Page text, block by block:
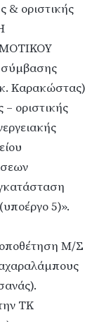
& οριστικής
Καρακώστας)
οριστικής
5)».
Μ/Σ
ΤΚ